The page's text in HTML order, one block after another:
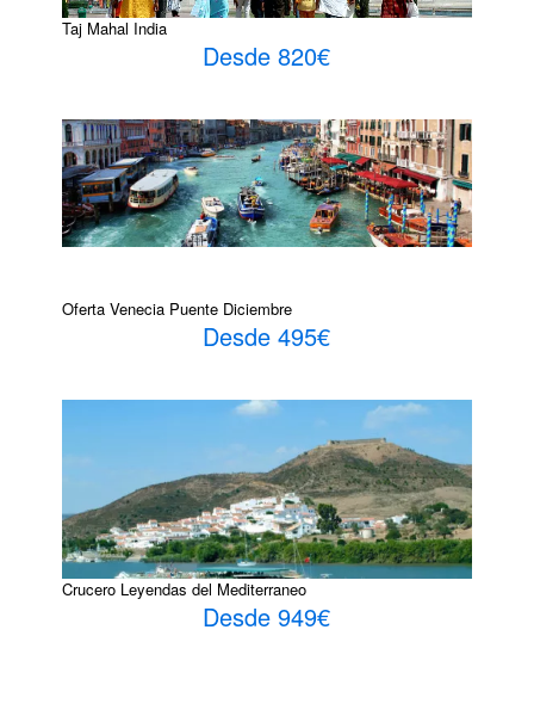
Taj Mahal India
Desde 820€
Oferta Venecia Puente Diciembre
Desde 495€
Crucero Leyendas del Mediterraneo
Desde 949€